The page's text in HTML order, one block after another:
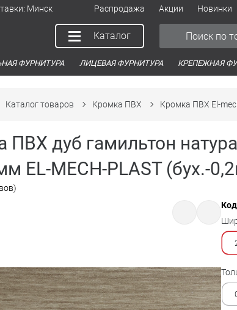
Минск Распродажа Акции Новинки
Каталог
ФУРНИТУРА ЛИЦЕВАЯ ФУРНИТУРА КРЕПЕЖНАЯ
Каталог товаров Кромка ПВХ Кромка ПВХ El-
ПВХ дуб гамильтон
EL-MECH-PLAST (бух.-